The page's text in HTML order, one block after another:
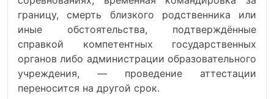
границу, смерть близкого родственника или
иные обстоятельства, подтверждённые
справкой компетентных государственных
органов либо администрации образовательного
учреждения, — проведение аттестации
переносится на другой срок.